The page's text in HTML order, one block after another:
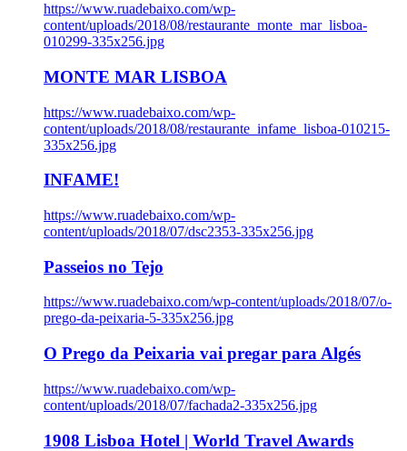
https://www.ruadebaixo.com/wp-
content/uploads/2018/08/restaurante_monte_mar_lisboa-
010299-335x256.jpg
MONTE MAR LISBOA
https://www.ruadebaixo.com/wp-
content/uploads/2018/08/restaurante_infame_lisboa-010215-
335x256.jpg
INFAME!
https://www.ruadebaixo.com/wp-
content/uploads/2018/07/dsc2353-335x256.jpg
Passeios no Tejo
https://www.ruadebaixo.com/wp-content/uploads/2018/07/o-
prego-da-peixaria-5-335x256.jpg
O Prego da Peixaria vai pregar para Algés
https://www.ruadebaixo.com/wp-
content/uploads/2018/07/fachada2-335x256.jpg
1908 Lisboa Hotel | World Travel Awards